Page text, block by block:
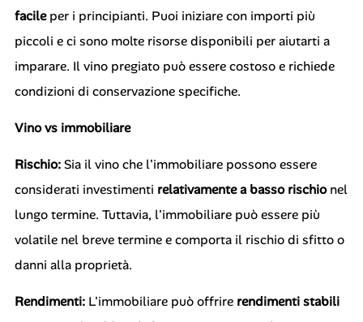
facileper i principianti. Puoi iniziare con importi più
piccoli e ci sono molte risorse disponibili per aiutarti a
imparare. Il vino pregiato può essere costoso e richiede
condizioni di conservazione specifiche.
Vino vs immobiliare
Rischio:Sia il vino che l'immobiliare possono essere
considerati investimenti relativamente a basso rischionel
lungo termine. Tuttavia, l'immobiliare può essere più
volatile nel breve termine e comporta il rischio di sfitto o
danni alla proprietà.
Rendimenti: L'immobiliare può offrire rendimenti stabili